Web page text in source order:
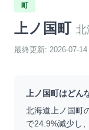
町
上ノ国町 北
最終更新: 2026-07-14
上ノ国町はどん
北海道 上ノ国町
で24.9%減少し